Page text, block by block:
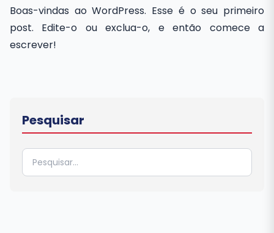
Boas-vindas ao WordPress. Esse é o seu primeiro
post. Edite-o ou exclua-o, e então comece a
escrever!
Pesquisar
Pesquisar
por: